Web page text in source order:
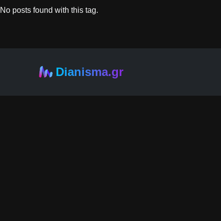
No posts found with this tag.
Dianisma.gr